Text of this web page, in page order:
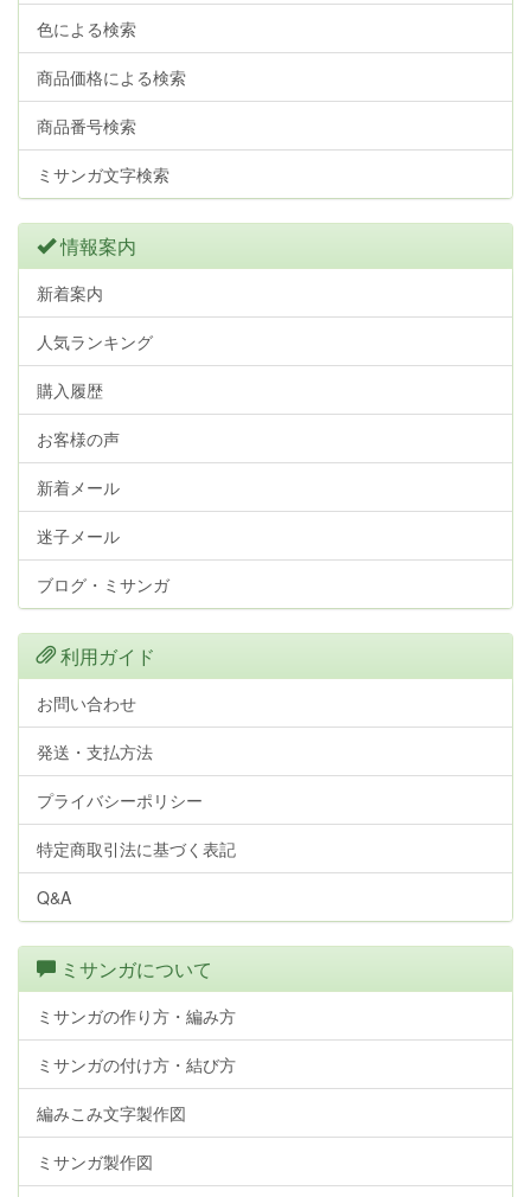
色による検索
商品価格による検索
商品番号検索
ミサンガ文字検索
情報案内
新着案内
人気ランキング
購入履歴
お客様の声
新着メール
迷子メール
ブログ・ミサンガ
利用ガイド
お問い合わせ
発送・支払方法
プライバシーポリシー
特定商取引法に基づく表記
Q&A
ミサンガについて
ミサンガの作り方・編み方
ミサンガの付け方・結び方
編みこみ文字製作図
ミサンガ製作図